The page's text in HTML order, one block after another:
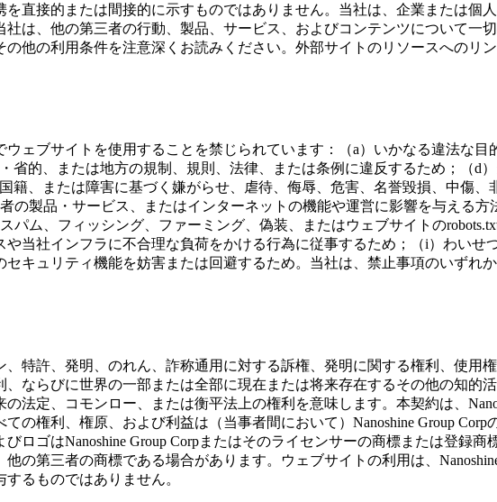
直接的または間接的に示すものではありません。当社は、企業または個
は、他の第三者の行動、製品、サービス、およびコンテンツについて一
他の利用条件を注意深くお読みください。外部サイトのリソースへのリ
ェブサイトを使用することを禁じられています：（a）いかなる違法な
省的、または地方の規制、規則、法律、または条例に違反するため；（d
籍、または障害に基づく嫌がらせ、虐待、侮辱、危害、名誉毀損、中傷
の製品・サービス、またはインターネットの機能や運営に影響を与える
パム、フィッシング、ファーミング、偽装、またはウェブサイトの
当社インフラに不合理な負荷をかける行為に従事するため；（i）わいせ
キュリティ機能を妨害または回避するため。当社は、禁止事項のいずれ
、特許、発明、のれん、詐称通用に対する訴権、発明に関する権利、使用
ならびに世界の一部または全部に現在または将来存在するその他の知的
法定、コモンロー、または衡平法上の権利を意味します。本契約は、
の権利、権原、および利益は（当事者間において）Nanoshine Group
ロゴはNanoshine Group Corpまたはそのライセンサーの商標または登録
の第三者の商標である場合があります。ウェブサイトの利用は、
るものではありません。